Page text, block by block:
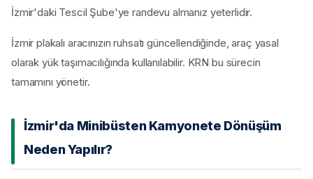
İzmir'daki Tescil Şube'ye randevu almanız yeterlidir.
İzmir plakalı aracınızın ruhsatı güncellendiğinde, araç yasal
olarak yük taşımacılığında kullanılabilir. KRN bu sürecin
tamamını yönetir.
İzmir'da Minibüsten Kamyonete Dönüşüm
Neden Yapılır?